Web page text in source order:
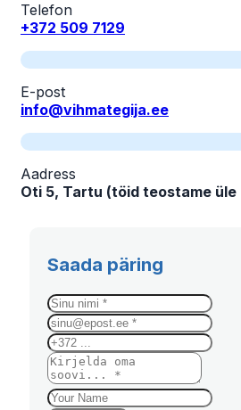
Telefon
+372 509 7129
E-post
info@vihmategija.ee
Aadress
Oti 5, Tartu (töid teostame üle
Saada päring